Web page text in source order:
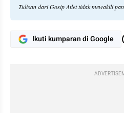
Tulisan dari Gosip Atlet tidak mewakili
Ikuti kumparan di Google